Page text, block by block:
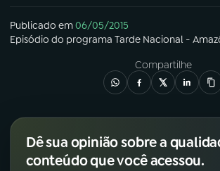
Publicado em06/05/2015
Episódio do programa Tarde Nacional -
Compartilhe
Dê sua opinião sobre a
conteúdo que você acessou.